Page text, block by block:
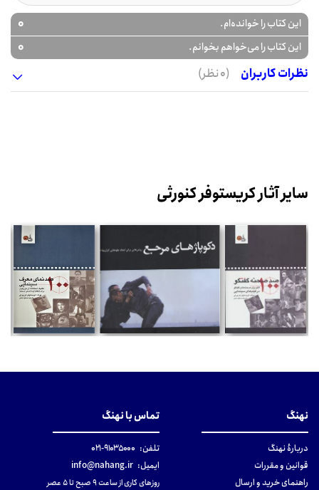
این کتاب را خوانده‌ام. 0
این کتاب را می‌خواهم بخوانم.
0
نظرات کاربران
(0 نظر)
سایر آثار کریستوفر کنورثی
نهنگ
دربارهٔ نهنگ
قوانین و مقررات
راهنمای خرید و ارسال
تماس با نهنگ
تلفن: ۹۱۰۳۵۰۰۰-۰۲۱
ایمیل: info@nahang.ir
روزهای کاری از ساعت ۹ صبح تا ۵ عصر